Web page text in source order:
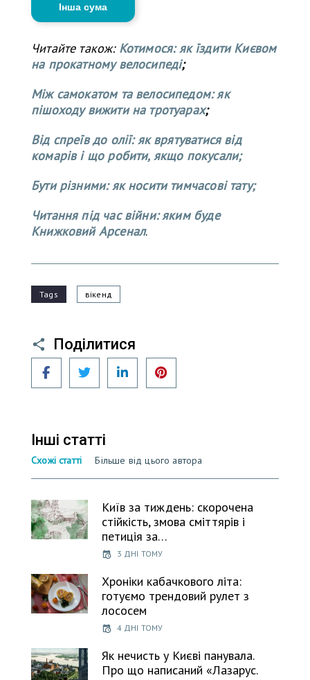
Інша сума
Читайте також: Котимося: як їздити Києвом
на прокатному велосипеді;
Між самокатом та велосипедом: як
пішоходу вижити на тротуарах;
Від спреїв до олії: як врятуватися від
комарів і що робити, якщо покусали;
Бути різними: як носити тимчасові тату;
Читання під час війни: яким буде
Книжковий Арсенал.
Tags вікенд
Поділитися
Facebook Twitter LinkedIn
Інші статті
Схожі статті Більше від цього автора
Київ за тиждень: скорочена
стійкість, змова сміттярів і
петиція за…
3 ДНІ ТОМУ
Хроніки кабачкового літа:
готуємо трендовий рулет з
лососем
4 ДНІ ТОМУ
Як нечисть у Києві панувала.
Про що написаний «Лазарус.